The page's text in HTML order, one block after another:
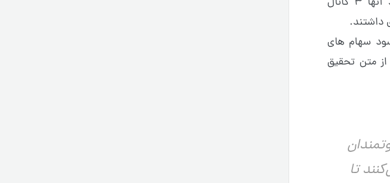
سهام های
متن تحقیق
ثروتمندان
تا